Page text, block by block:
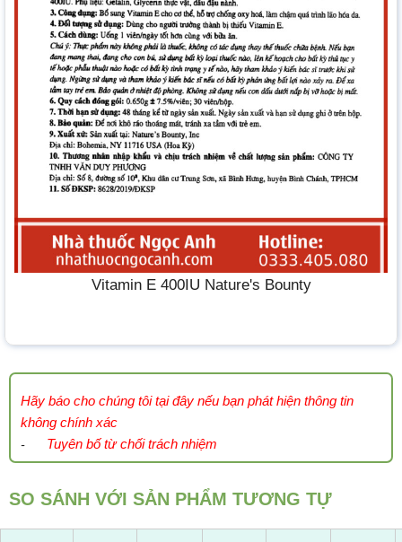
Vitamin E 400IU Nature's Bounty
Hãy báo cho chúng tôi tại đây nếu bạn phát hiện thông tin
không chính xác
- Tuyên bố từ chối trách nhiệm
SO SÁNH VỚI SẢN PHẨM TƯƠNG TỰ